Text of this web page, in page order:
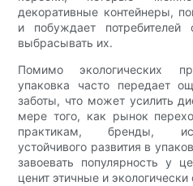
декоративные контейнеры,
и побуждает
выбрасывать их.
Помимо экологических
упаковка часто передает
заботы, что может усилить
мере того, как рынок
практикам, бренды,
устойчивого развития в
завоевать популярность у
ценит этичные и